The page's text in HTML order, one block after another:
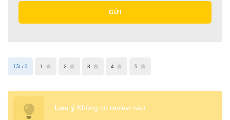
GỬI
Tất cả 1 2 3 4 5
Lưu ý Không có review nào